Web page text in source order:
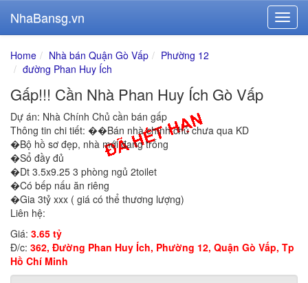
NhaBansg.vn
Home Nhà bán Quận Gò Vấp
Phường 12
đường Phan Huy Ích
Gấp!!! Cần Nhà Phan Huy Ích Gò Vấp
Dự án: Nhà Chính Chủ cần bán gấp
Thông tin chi tiết: ��Bán nhà chính chủ chưa qua KD
�Bộ hồ sơ đẹp, nhà mới đang trống
�Sổ đầy đủ
�Dt 3.5x9.25 3 phòng ngủ 2toilet
�Có bếp nấu ăn riêng
�Gia 3tỷ xxx ( giá có thể thương lượng)
Liên hệ:
Giá: 3.65 tỷ
Đ/c: 362, Đường Phan Huy Ích, Phường 12, Quận Gò Vấp, Tp
Hồ Chí Minh